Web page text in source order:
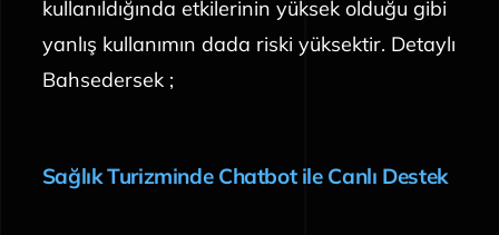
kullanıldığında etkilerinin yüksek olduğu gibi
yanlış kullanımın dada riski yüksektir. Detaylı
Bahsedersek ;
Sağlık Turizminde Chatbot ile Canlı Destek